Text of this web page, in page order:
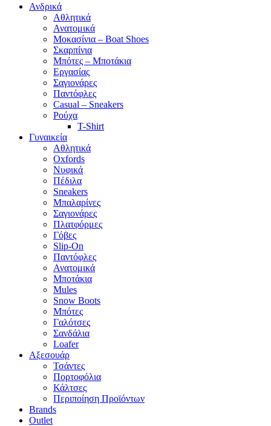
Ανδρικά
Αθλητικά
Ανατομικά
Μοκασίνια – Boat Shoes
Σκαρπίνια
Μπότες – Μποτάκια
Εργασίας
Σαγιονάρες
Παντόφλες
Casual – Sneakers
Ρούχα
T-Shirt
Γυναικεία
Αθλητικά
Oxfords
Νυφικά
Πέδιλα
Sneakers
Μπαλαρίνες
Σαγιονάρες
Πλατφόρμες
Γόβες
Slip-On
Παντόφλες
Ανατομικά
Μποτάκια
Mules
Snow Boots
Μπότες
Γαλότσες
Σανδάλια
Loafer
Αξεσουάρ
Τσάντες
Πορτοφόλια
Κάλτσες
Περιποίηση Προϊόντων
Brands
Outlet